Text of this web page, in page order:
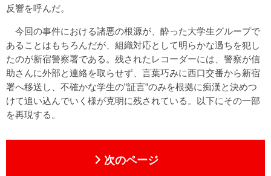
反響を呼んだ。
今回の事件における諸悪の根源が、酔った大学生グループで
あることはもちろんだが、組織対応として明らかな過ちを犯し
たのが新宿警察署である。残されたレコーダーには、警察が信
助さんに外部と連絡を取らせず、言葉巧みに西口交番から新宿
署へ移送し、不確かな学生の”証言”のみを根拠に痴漢と決めつ
けて追い込んでいく様が克明に残されている。以下にその一部
を再現する。
次のページ